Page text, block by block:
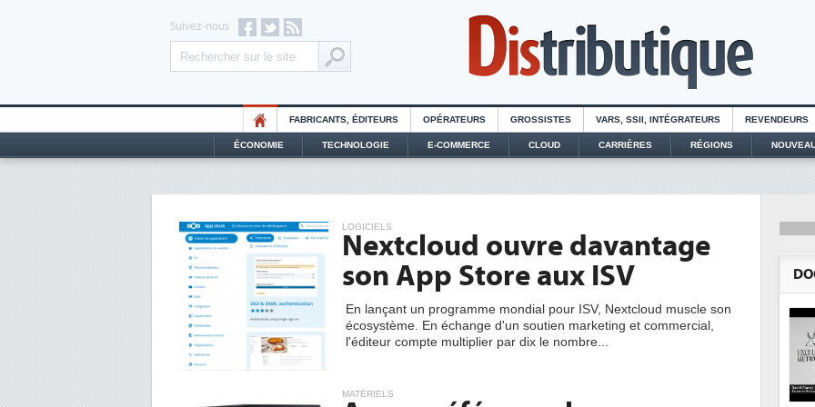
Suivez-nous
FABRICANTS, ÉDITEURS OPÉRATEURS GROSSISTES VARS, SSII, INTÉGRATEURS REVENDEURS
ÉCONOMIE TECHNOLOGIE E-COMMERCE CLOUD CARRIÈRES RÉGIONS
LOGICIELS
Nextcloud ouvre davantage
son App Store aux ISV
En lançant un programme mondial pour ISV, Nextcloud muscle son
écosystème. En échange d'un soutien marketing et commercial,
l'éditeur compte multiplier par dix le nombre...
MATÉRIELS